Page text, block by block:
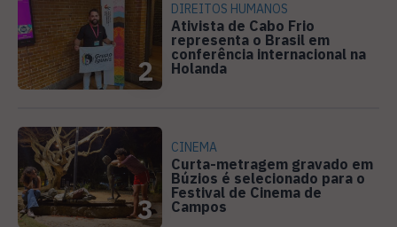
2
DIREITOS HUMANOS
Ativista de Cabo Frio
representa o Brasil em
conferência internacional na
Holanda
3
CINEMA
Curta-metragem gravado em
Búzios é selecionado para o
Festival de Cinema de
Campos